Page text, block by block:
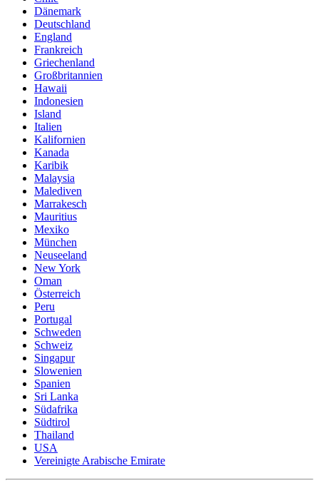
Dänemark
Deutschland
England
Frankreich
Griechenland
Großbritannien
Hawaii
Indonesien
Island
Italien
Kalifornien
Kanada
Karibik
Malaysia
Malediven
Marrakesch
Mauritius
Mexiko
München
Neuseeland
New York
Oman
Österreich
Peru
Portugal
Schweden
Schweiz
Singapur
Slowenien
Spanien
Sri Lanka
Südafrika
Südtirol
Thailand
USA
Vereinigte Arabische Emirate